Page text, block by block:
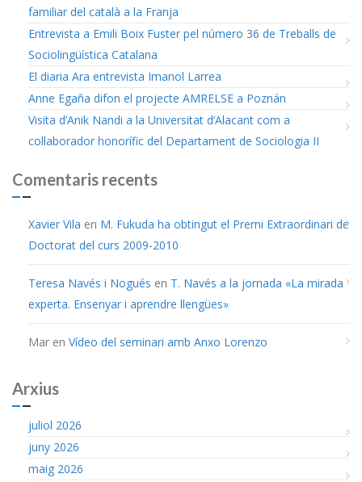
familiar del català a la Franja
Entrevista a Emili Boix Fuster pel número 36 de Treballs de
Sociolingüística Catalana
El diaria Ara entrevista Imanol Larrea
Anne Egaña difon el projecte AMRELSE a Poznán
Visita d’Anik Nandi a la Universitat d’Alacant com a
col·laborador honorífic del Departament de Sociologia II
Comentaris recents
Xavier Vila en M. Fukuda ha obtingut el Premi Extraordinari de
Doctorat del curs 2009-2010
Teresa Navés i Nogués en T. Navés a la jornada «La mirada
experta. Ensenyar i aprendre llengües»
Mar en Vídeo del seminari amb Anxo Lorenzo
Arxius
juliol 2026
juny 2026
maig 2026